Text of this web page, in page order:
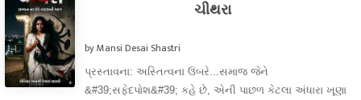
ચીથરા
by Mansi Desai Shastri
પ્રસ્તાવના: અસ્તિત્વના ઉંબરે... ​સમાજ જેને
&#39;સફેદપોશ&#39; કહે છે, એની પાછળ કેટલા અંધારા ખૂણા